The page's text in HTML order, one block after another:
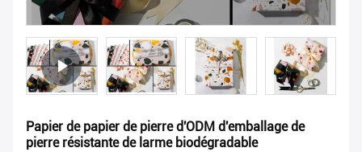
Papier de papier de pierre d'ODM d'emballage de
pierre résistante de larme biodégradable